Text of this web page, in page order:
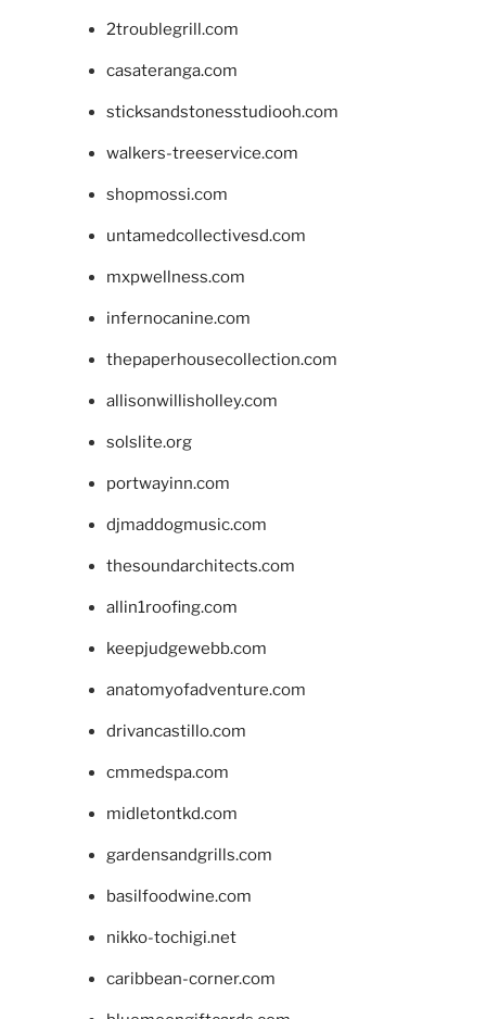
2troublegrill.com
casateranga.com
sticksandstonesstudiooh.com
walkers-treeservice.com
shopmossi.com
untamedcollectivesd.com
mxpwellness.com
infernocanine.com
thepaperhousecollection.com
allisonwillisholley.com
solslite.org
portwayinn.com
djmaddogmusic.com
thesoundarchitects.com
allin1roofing.com
keepjudgewebb.com
anatomyofadventure.com
drivancastillo.com
cmmedspa.com
midletontkd.com
gardensandgrills.com
basilfoodwine.com
nikko-tochigi.net
caribbean-corner.com